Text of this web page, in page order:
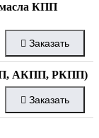
масла КПП
Заказать
АКПП, РКПП)
Заказать